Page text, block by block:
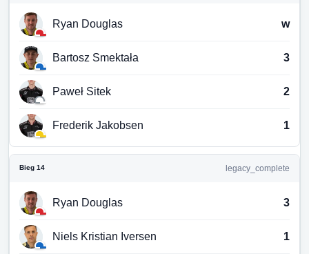
Ryan Douglas w
Bartosz Smektała 3
Paweł Sitek 2
Frederik Jakobsen 1
Bieg 14 legacy_complete
Ryan Douglas 3
Niels Kristian Iversen 1